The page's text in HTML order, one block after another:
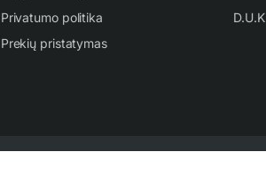
Privatumo politika
Prekių pristatymas
D.U.K